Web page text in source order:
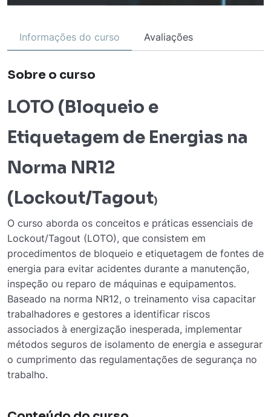
Informações do curso Avaliações
Sobre o curso
LOTO (Bloqueio e
Etiquetagem de Energias na
Norma NR12
(Lockout/Tagout)
O curso aborda os conceitos e práticas essenciais de
Lockout/Tagout (LOTO), que consistem em
procedimentos de bloqueio e etiquetagem de fontes de
energia para evitar acidentes durante a manutenção,
inspeção ou reparo de máquinas e equipamentos.
Baseado na norma NR12, o treinamento visa capacitar
trabalhadores e gestores a identificar riscos
associados à energização inesperada, implementar
métodos seguros de isolamento de energia e assegurar
o cumprimento das regulamentações de segurança no
trabalho.